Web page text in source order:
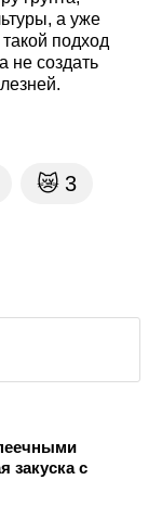
а уже
подход
не создать
😿 3
закуска с